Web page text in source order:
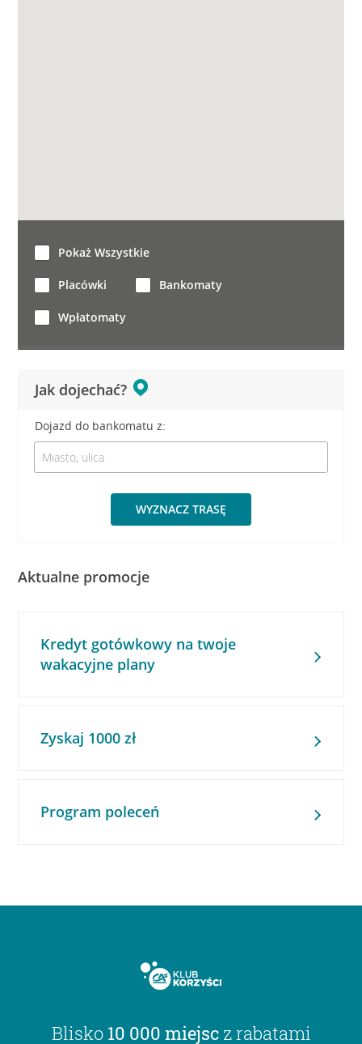
Jak dojechać?
Dojazd do bankomatu z:
WYZNACZ TRASĘ
Pokaż Wszystkie
Placówki Bankomaty
Wpłatomaty
Aktualne promocje
Kredyt gotówkowy na twoje
wakacyjne plany
Zyskaj 1000 zł
Program poleceń
Blisko 10 000 miejsc z rabatami